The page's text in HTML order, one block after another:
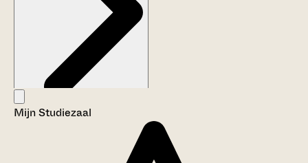
Aanwijzingen voor de gebruiker
Mijn Studiezaal